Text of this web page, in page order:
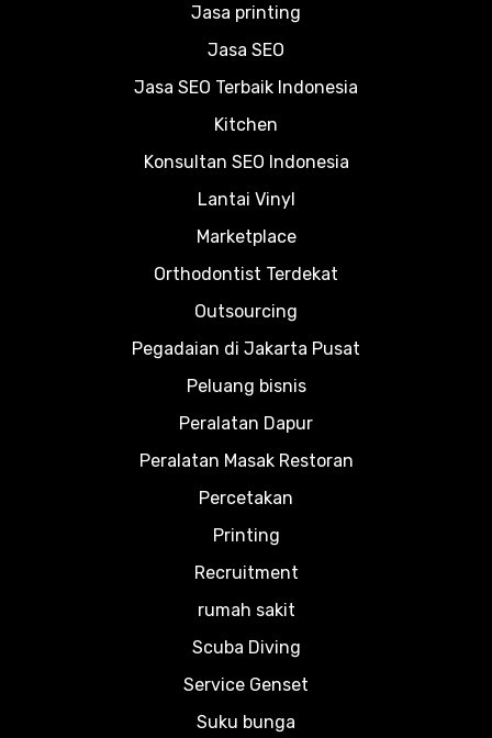
Jasa printing
Jasa SEO
Jasa SEO Terbaik Indonesia
Kitchen
Konsultan SEO Indonesia
Lantai Vinyl
Marketplace
Orthodontist Terdekat
Outsourcing
Pegadaian di Jakarta Pusat
Peluang bisnis
Peralatan Dapur
Peralatan Masak Restoran
Percetakan
Printing
Recruitment
rumah sakit
Scuba Diving
Service Genset
Suku bunga